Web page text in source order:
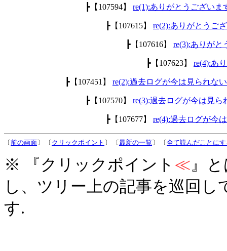
┣【107594】 re(1):ありがとうございま
┣【107615】 re(2):ありがとうご
┣【107616】 re(3):ありがと
┣【107623】 re(4):あ
┣【107451】 re(2):過去ログが今は見られな
┣【107570】 re(3):過去ログが今は見
┣【107677】 re(4):過去ログが今
〔前の画面〕 〔 クリックポイント 〕 〔最新の一覧 〕 〔全て読んだことに
※ 『クリックポイント ≪』
し、ツリー上の記事を巡回
す.